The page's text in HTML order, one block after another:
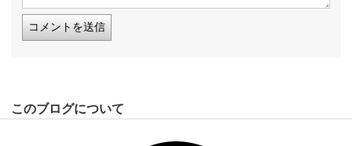
このブログについて